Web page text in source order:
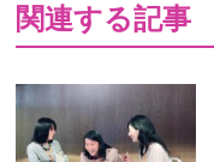
関連する記事